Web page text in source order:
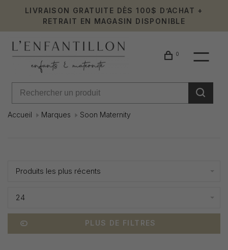
LIVRAISON GRATUITE DÈS 100$ D’ACHAT +
RETRAIT EN MAGASIN DISPONIBLE
0
Accueil Marques Soon Maternity
Maternity
Produits les plus récents
24
PLUS DE FILTRES